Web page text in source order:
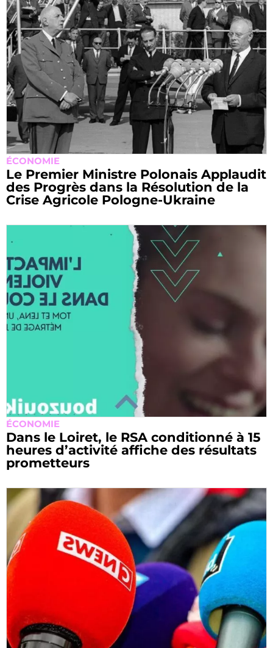
ÉCONOMIE
Le Premier Ministre Polonais Applaudit
des Progrès dans la Résolution de la
Crise Agricole Pologne-Ukraine
ÉCONOMIE
Dans le Loiret, le RSA conditionné à 15
heures d’activité affiche des résultats
prometteurs